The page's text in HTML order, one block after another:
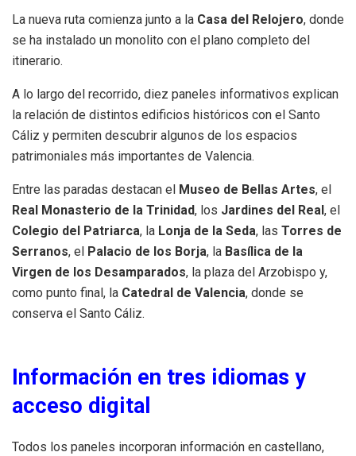
La nueva ruta comienza junto a la Casa del Relojero, donde
se ha instalado un monolito con el plano completo del
itinerario.
A lo largo del recorrido, diez paneles informativos explican
la relación de distintos edificios históricos con el Santo
Cáliz y permiten descubrir algunos de los espacios
patrimoniales más importantes de Valencia.
Entre las paradas destacan el Museo de Bellas Artes, el
Real Monasterio de la Trinidad, los Jardines del Real, el
Colegio del Patriarca, la Lonja de la Seda, las Torres de
Serranos, el Palacio de los Borja, la Basílica de la
Virgen de los Desamparados, la plaza del Arzobispo y,
como punto final, la Catedral de Valencia, donde se
conserva el Santo Cáliz.
Información en tres idiomas y
acceso digital
Todos los paneles incorporan información en castellano,